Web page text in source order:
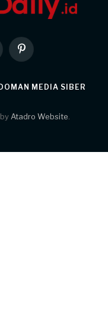
Pinterest
MEDIA SIBER
Atadro Website